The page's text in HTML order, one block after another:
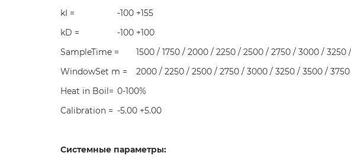
kI =
-100 +155
kD =
-100 +100
SampleTime =
1500 / 1750 / 2000 / 2250 / 2500 / 2750 / 3000 / 3250
WindowSet m =
2000 / 2250 / 2500 / 2750 / 3000 / 3250 / 3500 /
Heat in Boil= 0-100%
Calibration = -5.00 +5.00
Системные параметры: